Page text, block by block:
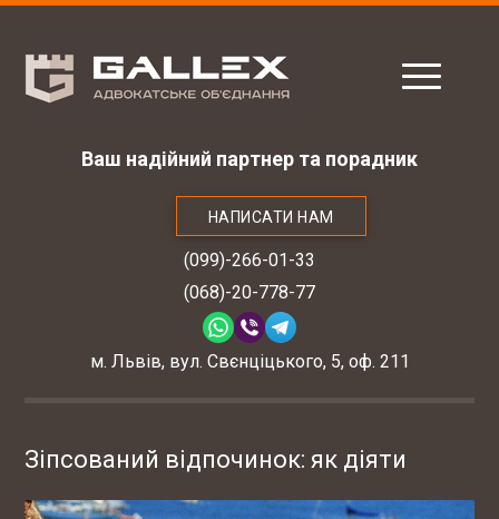
Ваш надійний партнер та порадник
НАПИСАТИ НАМ
(099)-266-01-33
(068)-20-778-77
м. Львів, вул. Свєнціцького, 5, оф. 211
Зіпсований відпочинок: як діяти